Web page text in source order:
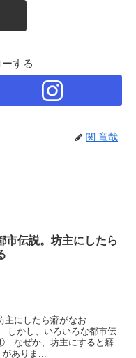
する
関 竜哉
市伝説。坊主にしたら
主にしたら癖がなお
しかし、いろいろな都市伝
なぜか、坊主にすると癖
ありま...